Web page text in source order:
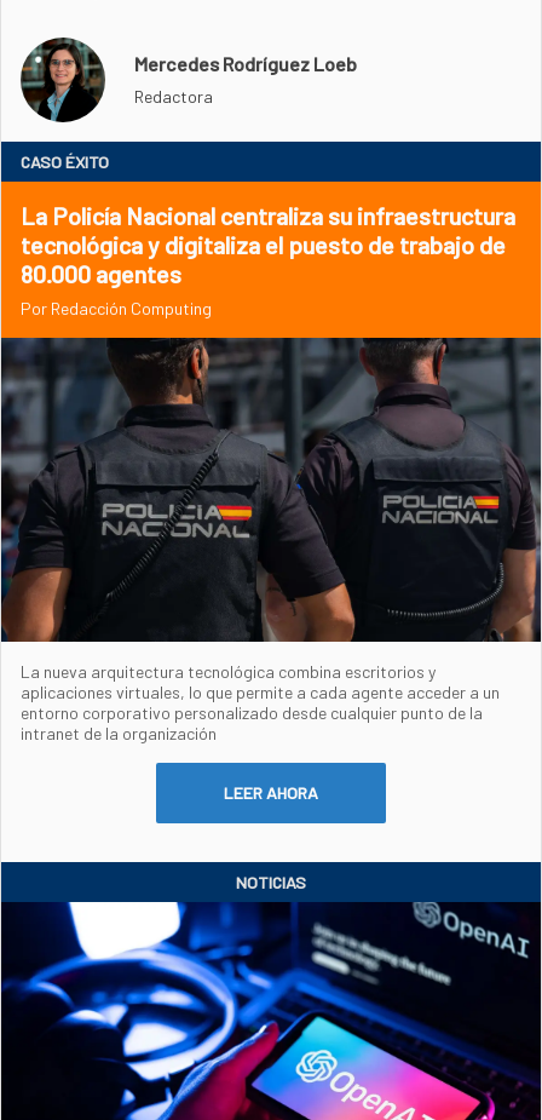
Mercedes Rodríguez Loeb
Redactora
CASO ÉXITO
La Policía Nacional centraliza su infraestructura
tecnológica y digitaliza el puesto de trabajo de
80.000 agentes
Por Redacción Computing
La nueva arquitectura tecnológica combina escritorios y
aplicaciones virtuales, lo que permite a cada agente acceder a un
entorno corporativo personalizado desde cualquier punto de la
intranet de la organización
LEER AHORA
NOTICIAS